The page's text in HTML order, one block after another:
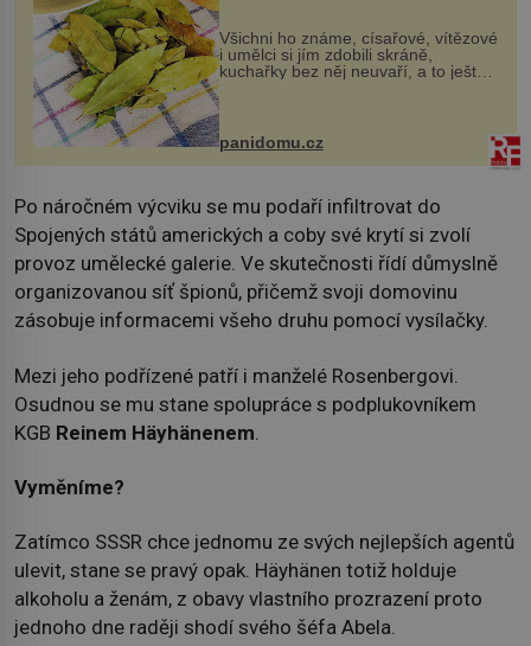
Všichni ho známe, císařové, vítězové
i umělci si jím zdobili skráně,
kuchařky bez něj neuvaří, a to ještě
nevíte, že bobkový list může výrazně
zmírnit některé naše neduhy.
Obsahuje v malém množství ně...
panidomu.cz
Po náročném výcviku se mu podaří infiltrovat do
Spojených států amerických a coby své krytí si zvolí
provoz umělecké galerie. Ve skutečnosti řídí důmyslně
organizovanou síť špionů, přičemž svoji domovinu
zásobuje informacemi všeho druhu pomocí vysílačky.
Mezi jeho podřízené patří i manželé Rosenbergovi.
Osudnou se mu stane spolupráce s podplukovníkem
KGB Reinem Häyhänenem
Vyměníme?
Zatímco SSSR chce jednomu ze svých nejlepších agentů
ulevit, stane se pravý opak. Häyhänen totiž holduje
alkoholu a ženám, z obavy vlastního prozrazení proto
jednoho dne raději shodí svého šéfa Abela.